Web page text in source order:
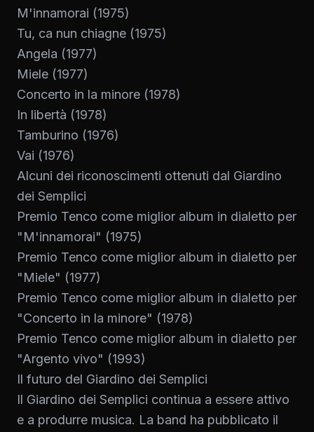
M'innamorai (1975)
Tu, ca nun chiagne (1975)
Angela (1977)
Miele (1977)
Concerto in la minore (1978)
In libertà (1978)
Tamburino (1976)
Vai (1976)
Alcuni dei riconoscimenti ottenuti dal Giardino
dei Semplici
Premio Tenco come miglior album in dialetto per
"M'innamorai" (1975)
Premio Tenco come miglior album in dialetto per
"Miele" (1977)
Premio Tenco come miglior album in dialetto per
"Concerto in la minore" (1978)
Premio Tenco come miglior album in dialetto per
"Argento vivo" (1993)
Il futuro del Giardino dei Semplici
Il Giardino dei Semplici continua a essere attivo
e a produrre musica. La band ha pubblicato il